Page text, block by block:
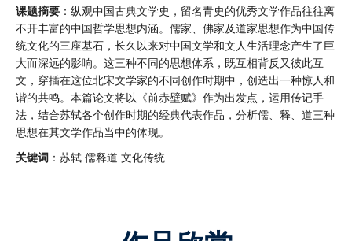
课题摘要 ：纵观中国古典文学史，留名青史的优秀文学作品往往离
不开丰富的中国哲学思想内涵。儒家、佛家及道家思想作为中国传
统文化的三座基石，长久以来对中国文学和文人生活理念产生了巨
大而深远的影响。这三种不同的思想体系，既互相背反又彼此互
文，穿插在这位北宋文学家的不同创作时期中，创造出一种惊人和
谐的共鸣。本篇论文将以《前赤壁赋》作为出发点，运用传记手
法，结合苏轼各个创作时期的经典代表作品，分析儒、释、道三种
思想在其文学作品当中的体现。
关键词 ：苏轼 儒释道 文化传统